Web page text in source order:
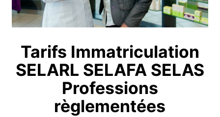
Tarifs Immatriculation
SELARL SELAFA SELAS
Professions
règlementées